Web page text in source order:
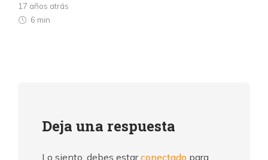
17 años atrás
6 min
Deja una respuesta
Lo siento, debes estarconectado para